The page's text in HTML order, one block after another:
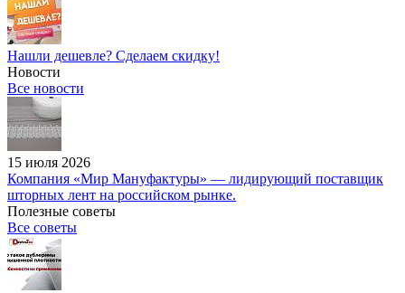
Нашли дешевле? Сделаем скидку!
Новости
Все новости
15 июля 2026
Компания «Мир Мануфактуры» — лидирующий поставщик
шторных лент на российском рынке.
Полезные советы
Все советы